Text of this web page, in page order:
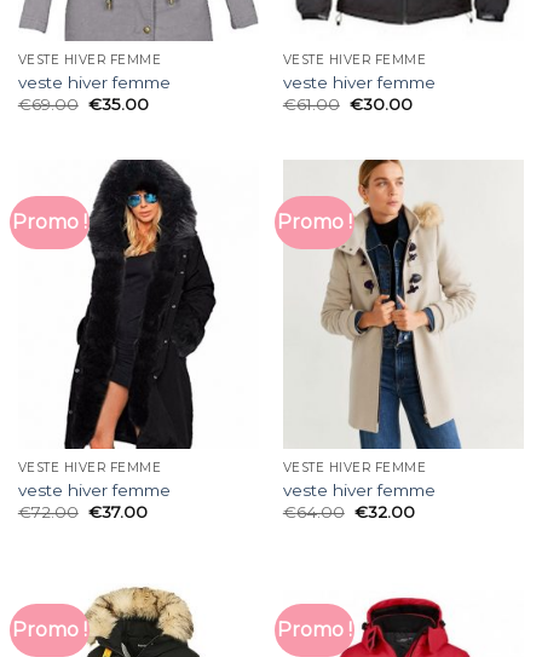
VESTE HIVER FEMME
veste hiver femme
€69.00 €35.00
VESTE HIVER FEMME
veste hiver femme
€61.00 €30.00
Promo !
VESTE HIVER FEMME
veste hiver femme
€72.00 €37.00
Promo !
VESTE HIVER FEMME
veste hiver femme
€64.00 €32.00
Promo ! Promo !